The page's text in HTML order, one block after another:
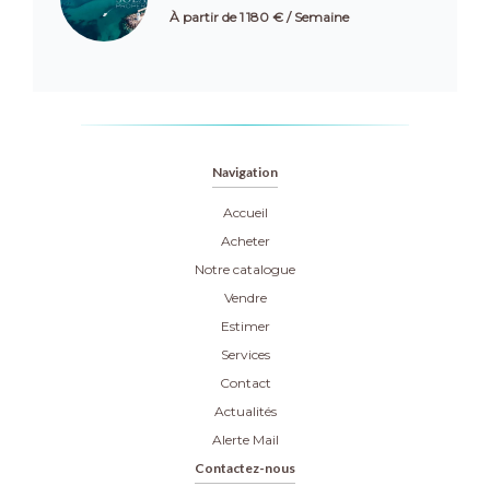
À partir de 1 180 € / Semaine
Navigation
Accueil
Acheter
Notre catalogue
Vendre
Estimer
Services
Contact
Actualités
Alerte Mail
Contactez-nous